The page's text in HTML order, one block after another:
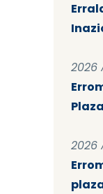
2026
2026